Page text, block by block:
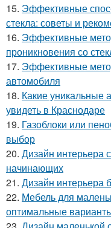
15. Эффективные
стекла: советы и
16. Эффективные
проникновения со
17. Эффективные
автомобиля
18. Какие уникальные
увидеть в Краснодаре
19. Газоблоки или
выбор
20. Дизайн интерьера
начинающих
21. Дизайн интерьера
22. Мебель для
оптимальные